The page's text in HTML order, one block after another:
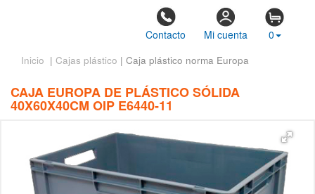
Contacto Mi cuenta 0
Inicio | Cajas plástico | Caja plástico norma Europa
CAJA EUROPA DE PLÁSTICO SÓLIDA
40X60X40CM OIP E6440-11